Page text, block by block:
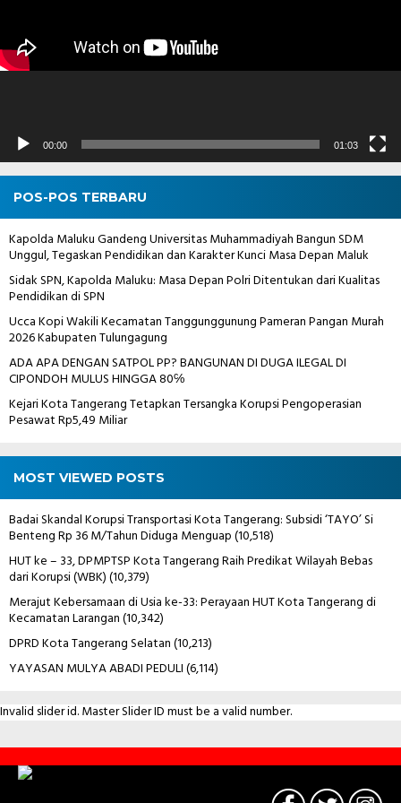
00:00 01:03
POS-POS TERBARU
Kapolda Maluku Gandeng Universitas Muhammadiyah Bangun SDM
Unggul, Tegaskan Pendidikan dan Karakter Kunci Masa Depan Maluk
Sidak SPN, Kapolda Maluku: Masa Depan Polri Ditentukan dari Kualitas
Pendidikan di SPN
Ucca Kopi Wakili Kecamatan Tanggunggunung Pameran Pangan Murah
2026 Kabupaten Tulungagung
ADA APA DENGAN SATPOL PP? BANGUNAN DI DUGA ILEGAL DI
CIPONDOH MULUS HINGGA 80℅
Kejari Kota Tangerang Tetapkan Tersangka Korupsi Pengoperasian
Pesawat Rp5,49 Miliar
MOST VIEWED POSTS
Badai Skandal Korupsi Transportasi Kota Tangerang: Subsidi ‘TAYO’ Si
Benteng Rp 36 M/Tahun Diduga Menguap(10,518)
HUT ke – 33, DPMPTSP Kota Tangerang Raih Predikat Wilayah Bebas
dari Korupsi (WBK)(10,379)
Merajut Kebersamaan di Usia ke-33: Perayaan HUT Kota Tangerang di
Kecamatan Larangan(10,342)
DPRD Kota Tangerang Selatan(10,213)
YAYASAN MULYA ABADI PEDULI(6,114)
Invalid slider id. Master Slider ID must be a valid number.
Contact
Us